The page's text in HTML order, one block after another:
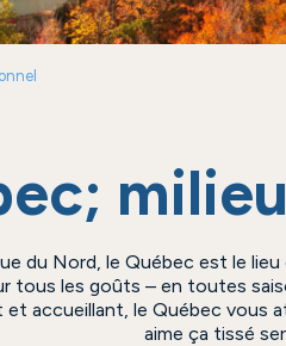
du Nord, le Québec est le
tous les goûts – en toutes
accueillant, le Québec vous
aime ça tissé